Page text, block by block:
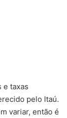
e taxas
pelo Itaú.
variar, então é